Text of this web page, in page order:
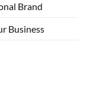
Brand
Business